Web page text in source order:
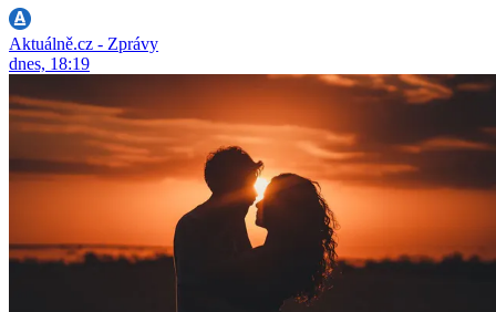
Aktuálně.cz - Zprávy
dnes, 18:19